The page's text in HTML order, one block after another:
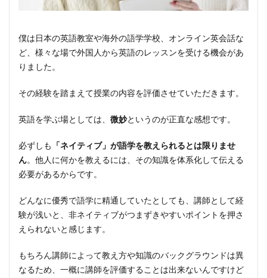
僕は日本の英語教室や海外の語学学校、オンライン英会話な
ど、様々な場で外国人から英語のレッスンを受ける機会があ
りました。
その経験を踏まえて授業の内容を評価させていただきます。
英語を学ぶ場としては、 微妙というのが正直な感想です。
必ずしも 「ネイティブ」が語学を教えられるとは限りませ
ん。他人に何かを教えるには、その知識を体系化して伝える
必要があるからです。
どんなに優秀で語学に精通していたとしても、講師として経
験が浅いと、非ネイティブがつまずきやすいポイントを押さ
えられないと感じます。
もちろん講師によって教え方や知識のバックグラウンドは異
なるため、一概に講師を評価することは出来ないんですけど